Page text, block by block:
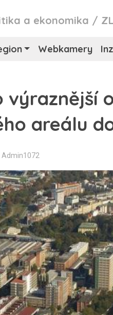
a ekonomika / ZL
Webkamery
výraznější
areálu
Admin1072